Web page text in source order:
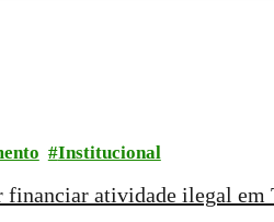
Institucional
atividade ilegal em